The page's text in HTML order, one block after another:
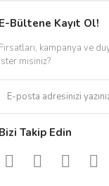
E-Bültene Kayıt Ol!
Fırsatları, kampanya ve
ister misiniz?
Bizi Takip Edin